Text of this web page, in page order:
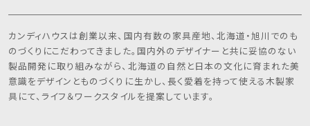
カンディハウスは創業以来、国内有数の家具産地、北海道・旭川でのも
のづくりにこだわってきました。国内外のデザイナーと共に妥協のない
製品開発に取り組みながら、北海道の自然と日本の文化に育まれた美
意識をデザインとものづくりに生かし、長く愛着を持って使える木製家
具にて、ライフ＆ワークスタイルを提案しています。